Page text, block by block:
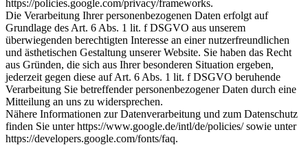
https://policies.google.com/privacy/frameworks.
Die Verarbeitung Ihrer personenbezogenen Daten erfolgt auf
Grundlage des Art. 6 Abs. 1 lit. f DSGVO aus unserem
überwiegenden berechtigten Interesse an einer nutzerfreundlichen
und ästhetischen Gestaltung unserer Website. Sie haben das Recht
aus Gründen, die sich aus Ihrer besonderen Situation ergeben,
jederzeit gegen diese auf Art. 6 Abs. 1 lit. f DSGVO beruhende
Verarbeitung Sie betreffender personenbezogener Daten durch eine
Mitteilung an uns zu widersprechen.
Nähere Informationen zur Datenverarbeitung und zum Datenschutz
finden Sie unter https://www.google.de/intl/de/policies/ sowie unter
https://developers.google.com/fonts/faq.